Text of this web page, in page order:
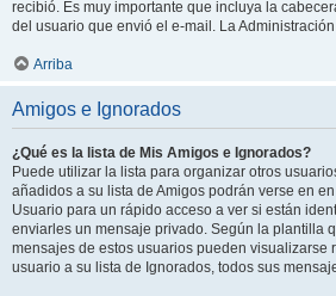
recibió. Es muy importante que incluya la
del usuario que envió el e-mail. La
Arriba
Amigos e Ignorados
¿Qué es la lista de Mis Amigos e Ignorados?
Puede utilizar la lista para organizar otros
añadidos a su lista de Amigos podrán verse en
Usuario para un rápido acceso a ver si están
enviarles un mensaje privado. Según la plantilla
mensajes de estos usuarios pueden visualizarse
usuario a su lista de Ignorados, todos sus